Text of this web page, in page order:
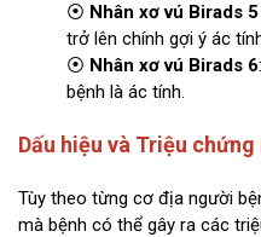
⦿ Nhân xơ vú Birads 5
trở lên chính gợi ý ác
⦿ Nhân xơ vú Birads 6
bệnh là ác tính.
Dấu hiệu và Triệu
Tùy theo từng cơ địa người
mà bệnh có thể gây ra các